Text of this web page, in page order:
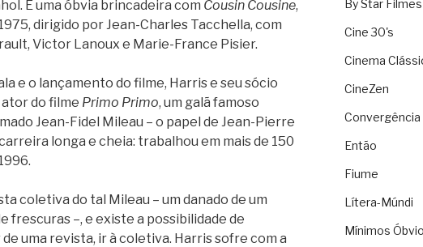
É uma óbvia brincadeira com Cousin Cousine,
dirigido por Jean-Charles Tacchella, com
Victor Lanoux e Marie-France Pisier.
e o lançamento do filme, Harris e seu sócio
do filme Primo Primo, um galã famoso
Jean-Fidel Mileau – o papel de Jean-Pierre
longa e cheia: trabalhou em mais de 150
coletiva do tal Mileau – um danado de um
frescuras –, e existe a possibilidade de
uma revista, ir à coletiva. Harris sofre com a
By Star Filmes
Cine 30's
Cinema
CineZen
Convergência
Então
Fiume
Lítera-Múndi
Mínimos